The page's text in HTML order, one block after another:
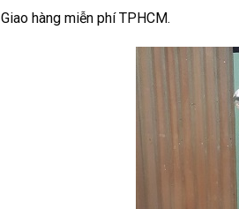
Giao hàng miễn phí TPHCM.